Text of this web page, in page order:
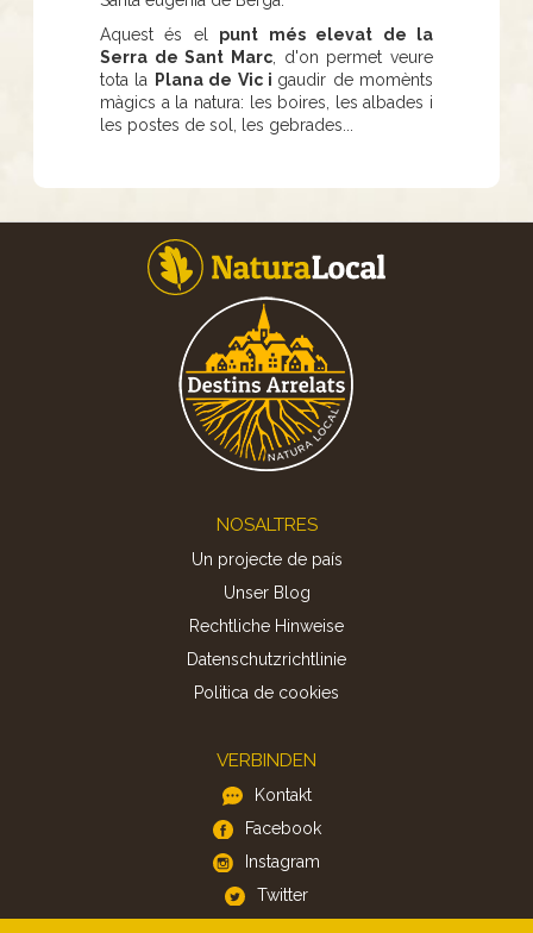
Aquest és el punt més elevat de la
Serra de Sant Marc , d'on permet veure
tota la
Plana de Vic i gaudir de momènts
màgics a la natura: les boires, les albades i
les postes de sol, les gebrades...
NOSALTRES
Un projecte de país
Unser Blog
Rechtliche Hinweise
Datenschutzrichtlinie
Politica de cookies
VERBINDEN
Kontakt
Facebook
Instagram
Twitter